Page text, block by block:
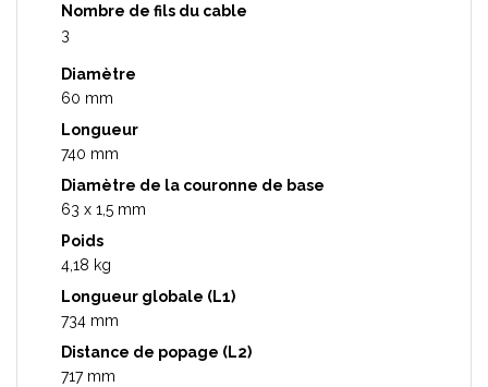
Nombre de fils du cable
3
Diamètre
60 mm
Longueur
740 mm
Diamètre de la couronne de base
63 x 1,5 mm
Poids
4,18 kg
Longueur globale (L1)
734 mm
Distance de popage (L2)
717 mm